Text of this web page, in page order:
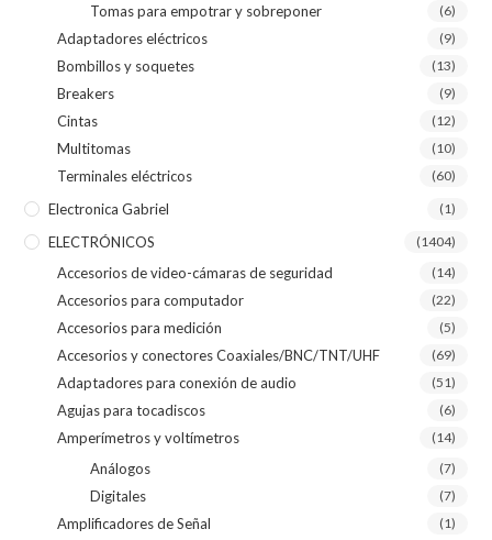
Tomas para empotrar y sobreponer (6)
Adaptadores eléctricos (9)
Bombillos y soquetes (13)
Breakers (9)
Cintas (12)
Multitomas (10)
Terminales eléctricos (60)
Electronica Gabriel (1)
ELECTRÓNICOS (1404)
Accesorios de video-cámaras de seguridad (14)
Accesorios para computador (22)
Accesorios para medición (5)
Accesorios y conectores Coaxiales/BNC/TNT/UHF (69)
Adaptadores para conexión de audio (51)
Agujas para tocadiscos (6)
Amperímetros y voltímetros (14)
Análogos (7)
Digitales (7)
Amplificadores de Señal (1)